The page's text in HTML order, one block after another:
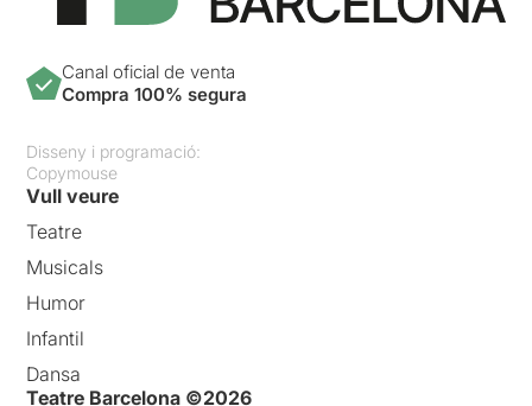
Canal oficial de venta
Compra 100% segura
Disseny i programació:
Copymouse
Vull veure
Teatre
Musicals
Humor
Infantil
Dansa
Teatre Barcelona ©2026